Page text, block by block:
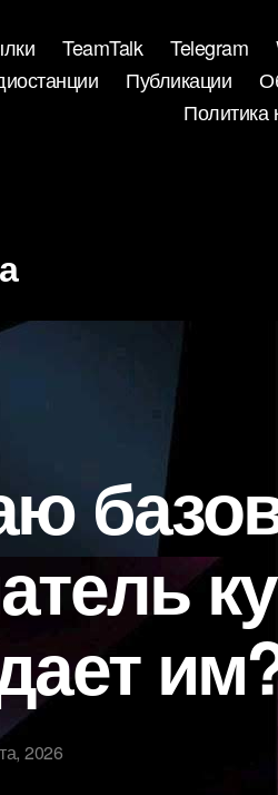
TeamTalk Telegram
Публикации
Политика
2026